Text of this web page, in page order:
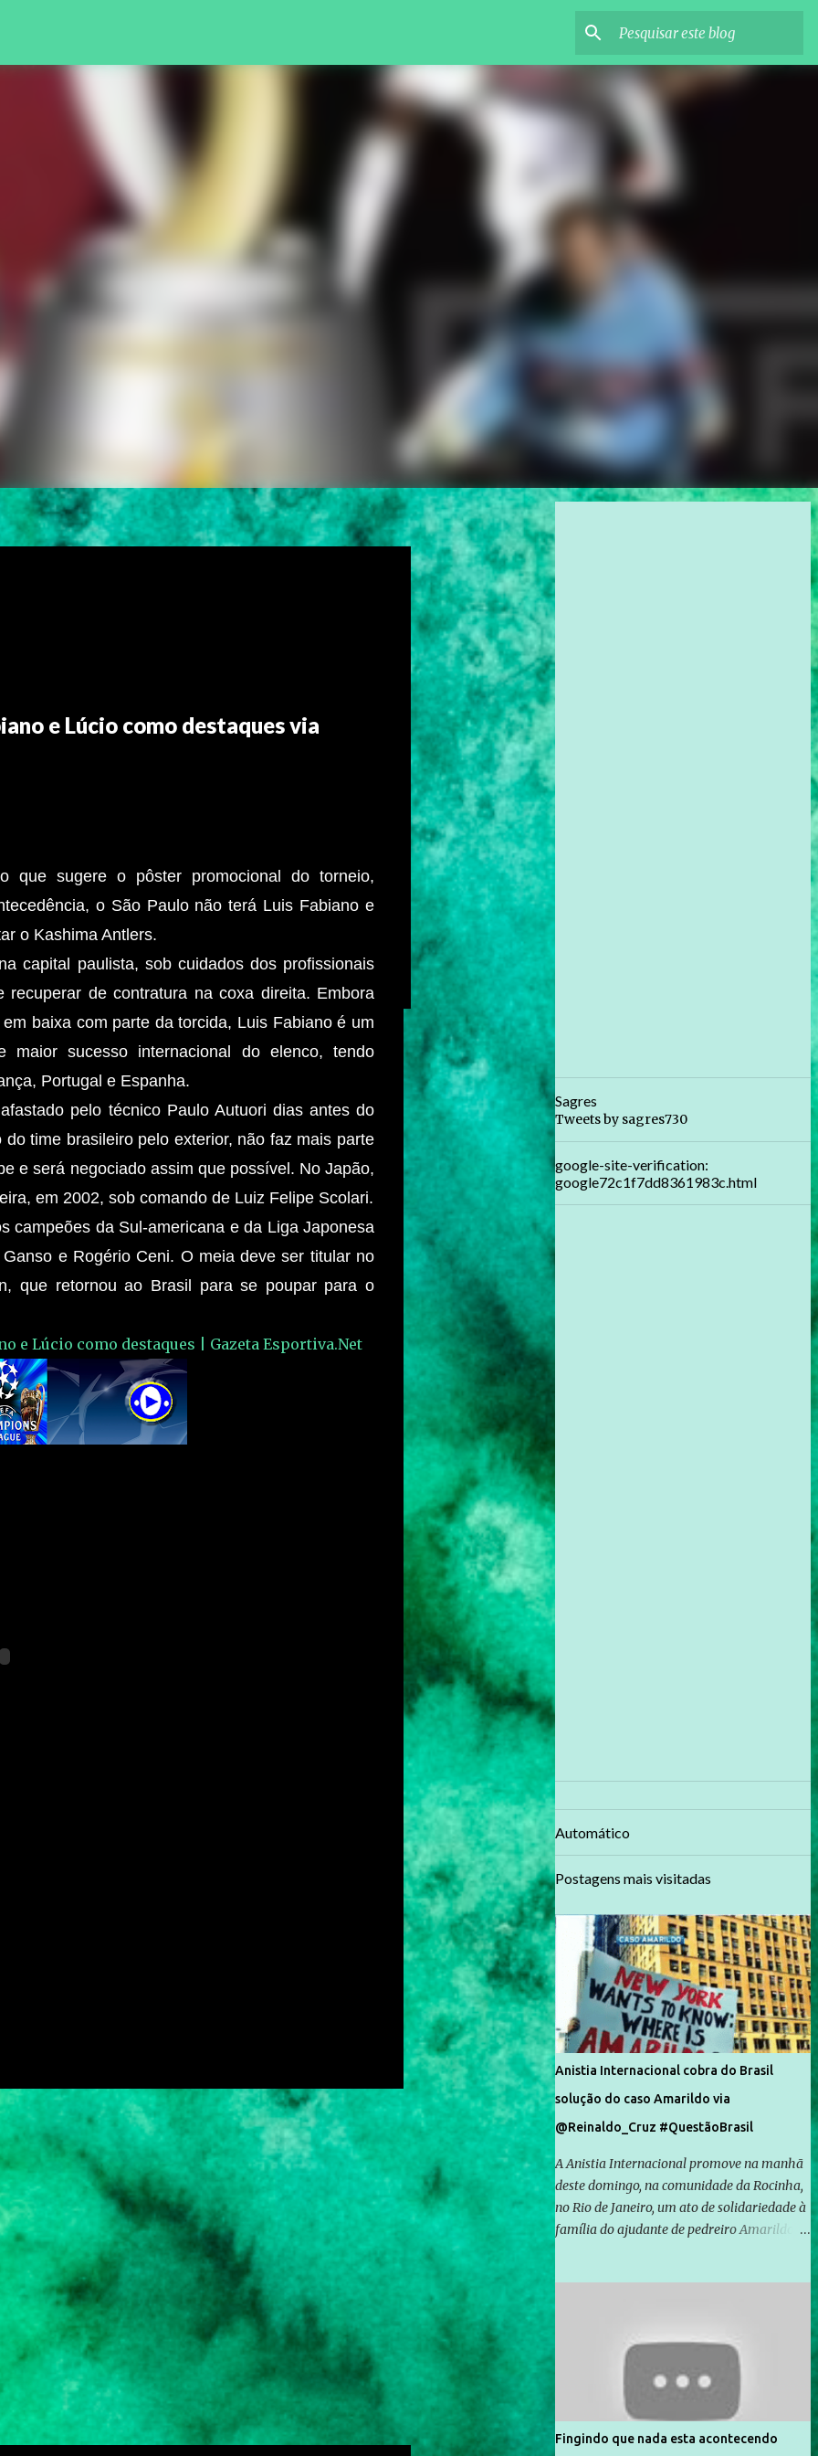
e Lúcio como destaques via
que sugere o pôster promocional do torneio,
o São Paulo não terá Luis Fabiano e
o Kashima Antlers.
capital paulista, sob cuidados dos profissionais
recuperar de contratura na coxa direita. Embora
baixa com parte da torcida, Luis Fabiano é um
maior sucesso internacional do elenco, tendo
Portugal e Espanha.
pelo técnico Paulo Autuori dias antes do
time brasileiro pelo exterior, não faz mais parte
e será negociado assim que possível. No Japão,
em 2002, sob comando de Luiz Felipe Scolari.
campeões da Sul-americana e da Liga Japonesa
e Rogério Ceni. O meia deve ser titular no
que retornou ao Brasil para se poupar para o
e Lúcio como destaques | Gazeta Esportiva.Net
Sagres
Tweets by sagres730
google-site-verification:
google72c1f7dd8361983c.html
Automático
Postagens mais visitadas
Anistia Internacional cobra do Brasil
solução do caso Amarildo via
@Reinaldo_Cruz #QuestãoBrasil
A Anistia Internacional promove na manhã
deste domingo, na comunidade da Rocinha,
no Rio de Janeiro, um ato de solidariedade à
família do ajudante de pedreiro Amarildo de
Rocinha. A assessora de Direitos Humanos
da Anistia Internacional, Renata Neder, disse
à Agência Brasil que ações e atividades de
mobilização são feitas normalmente pela
organização não governamental. As ações
de solidariedade são promovidas em apoio
Fingindo que nada esta acontecendo